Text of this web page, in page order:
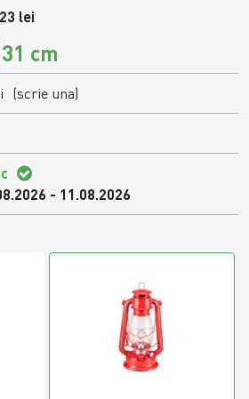
lei
cm
(scrie una)
- 11.08.2026